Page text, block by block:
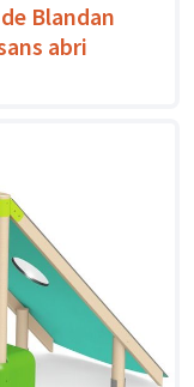
Blandan
abri